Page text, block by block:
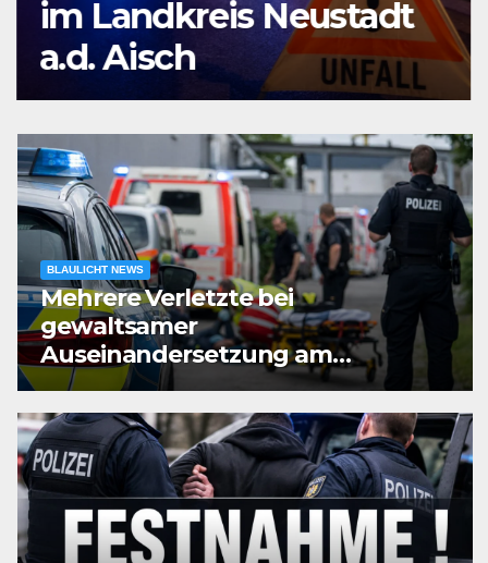
im Landkreis Neustadt
a.d. Aisch
BLAULICHT NEWS
Mehrere Verletzte bei
gewaltsamer
Auseinandersetzung am
Zementwerk